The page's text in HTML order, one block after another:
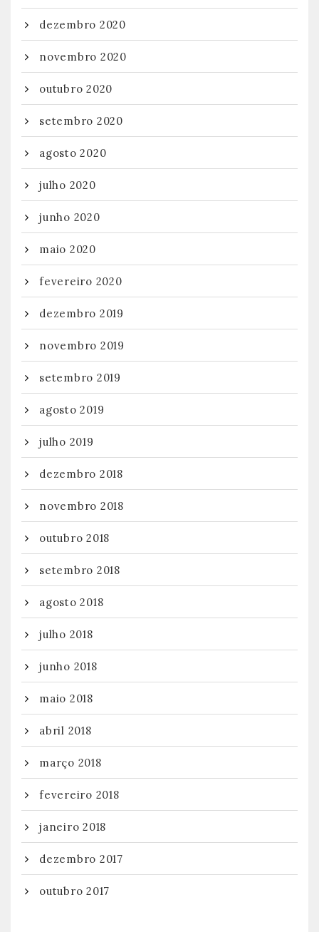
dezembro 2020
novembro 2020
outubro 2020
setembro 2020
agosto 2020
julho 2020
junho 2020
maio 2020
fevereiro 2020
dezembro 2019
novembro 2019
setembro 2019
agosto 2019
julho 2019
dezembro 2018
novembro 2018
outubro 2018
setembro 2018
agosto 2018
julho 2018
junho 2018
maio 2018
abril 2018
março 2018
fevereiro 2018
janeiro 2018
dezembro 2017
outubro 2017